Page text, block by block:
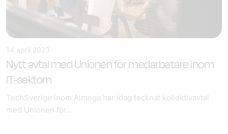
14 april 2023
Nytt avtal med Unionen för medarbetare inom
IT-sektorn
TechSverige inom Almega har idag tecknat kollektivavtal
med Unionen för...